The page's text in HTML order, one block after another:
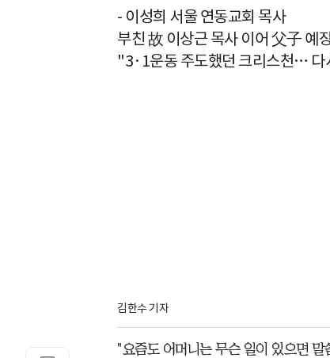
- 이성희 서울 연동교회 목사
부친 故 이상근 목사 이어 父子 예
"3·1운동 주도했던 크리스천…
김한수 기자
"요즘도 어머니는 무슨 일이 있으면